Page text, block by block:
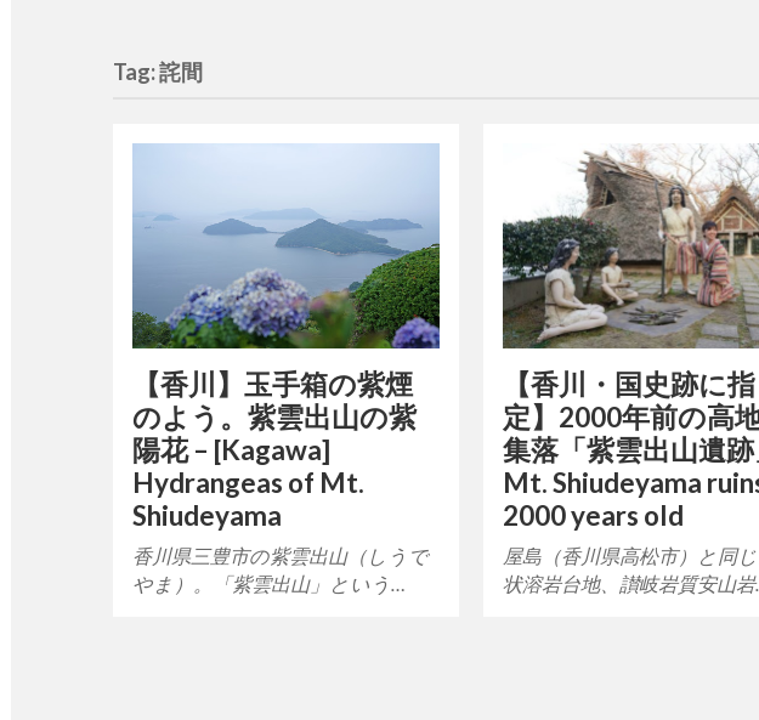
Tag: 詫間
【香川】玉手箱の紫煙
のよう。紫雲出山の紫
陽花 – [Kagawa]
Hydrangeas of Mt.
Shiudeyama
香川県三豊市の紫雲出山（しうで
やま）。「紫雲出山」という…
【香川・国史跡に指
定】2000年前の高
集落「紫雲出山遺跡
Mt. Shiudeyama
2000 years old
屋島（香川県高松市）と同
状溶岩台地、讃岐岩質安山